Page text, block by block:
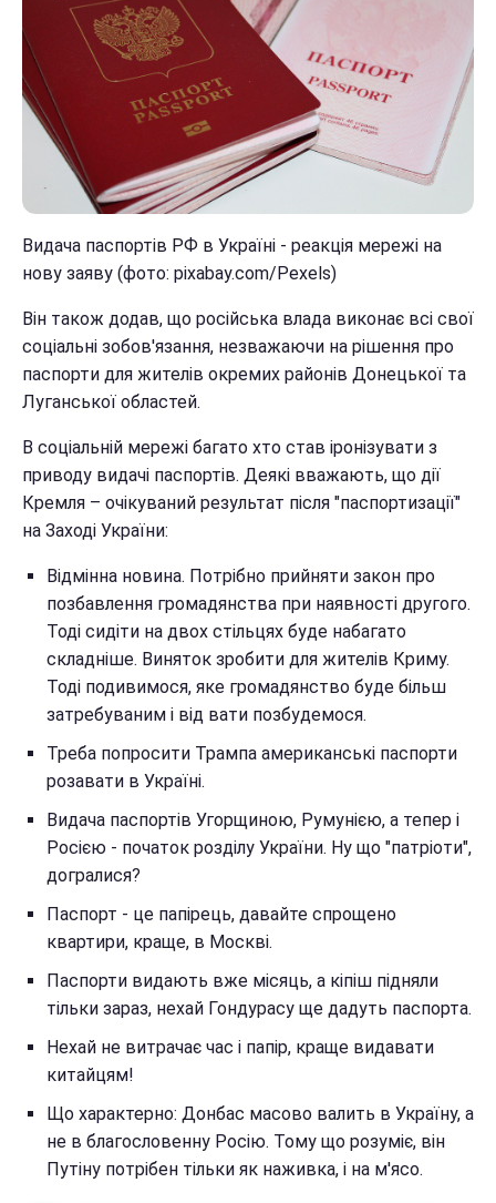
Видача паспортів РФ в Україні - реакція мережі на
нову заяву (фото: pixabay.com/Pexels)
Він також додав, що російська влада виконає всі свої
соціальні зобов'язання, незважаючи на рішення про
паспорти для жителів окремих районів Донецької та
Луганської областей.
В соціальній мережі багато хто став іронізувати з
приводу видачі паспортів. Деякі вважають, що дії
Кремля – очікуваний результат після "паспортизації"
на Заході України:
Відмінна новина. Потрібно прийняти закон про
позбавлення громадянства при наявності другого.
Тоді сидіти на двох стільцях буде набагато
складніше. Виняток зробити для жителів Криму.
Тоді подивимося, яке громадянство буде більш
затребуваним і від вати позбудемося.
Треба попросити Трампа американські паспорти
розавати в Україні.
Видача паспортів Угорщиною, Румунією, а тепер і
Росією - початок розділу України. Ну що "патріоти",
догралися?
Паспорт - це папірець, давайте спрощено
квартири, краще, в Москві.
Паспорти видають вже місяць, а кіпіш підняли
тільки зараз, нехай Гондурасу ще дадуть паспорта.
Нехай не витрачає час і папір, краще видавати
китайцям!
Що характерно: Донбас масово валить в Україну, а
не в благословенну Росію. Тому що розуміє, він
Путіну потрібен тільки як наживка, і на м'ясо.